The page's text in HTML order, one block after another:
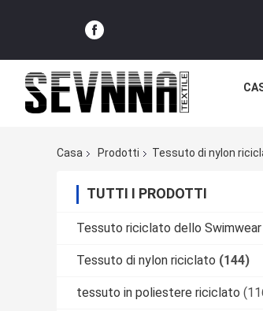
Casa Prodotti Tessuto di nylon
TUTTI I PRODOTTI
Tessuto riciclato dello Swimwear
Tessuto di nylon riciclato (144)
tessuto in poliestere riciclato